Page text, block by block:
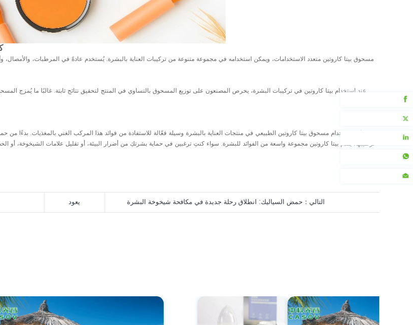
مسحوق بيتا كاروتين متعدد الاستخدامات، ويمكن استخدامه في مجموعة متنوعة من تركيبات العناية بالبشرة. يُستخدم عادةً في المرطبات،
عند استخدام بيتا كاروتين في تركيبات البشرة، يحرص المصنعون على توزيع المسحوق بالتساوي في المنتج لتحقيق نتائج ثابتة. غالبًا ما يُمزج
يُعد استخدام مسحوق بيتا كاروتين الطبيعي في منتجات العناية بالبشرة وسيلة فعّالة للاستفادة من فوائد هذا المركب الغني بالمغذيات. بدءًا من
ترطيبها، يُقدم بيتا كاروتين مجموعة واسعة من الفوائد للبشرة. سواء كنتِ ترغبين في حماية بشرتكِ من أضرار البيئة، أو تقليل علامات الشيخوخة،
التالي： حمض السياليك: انطلاق رحلة جديدة في مكافحة شيخوخة البشرة يعود